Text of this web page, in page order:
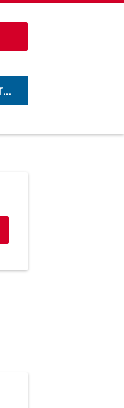
Für Arbeitgeber